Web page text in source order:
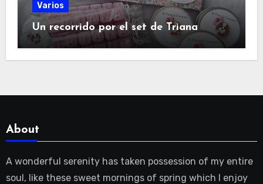
Varios
Un recorrido por el set de Triana
About
A wonderful serenity has taken possession of my entire
soul, like these sweet mornings of spring which I enjoy